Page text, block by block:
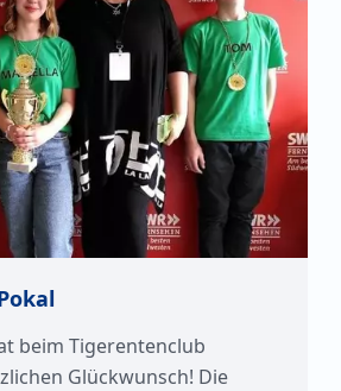
beim Tigerentenclub
Glückwunsch! Die